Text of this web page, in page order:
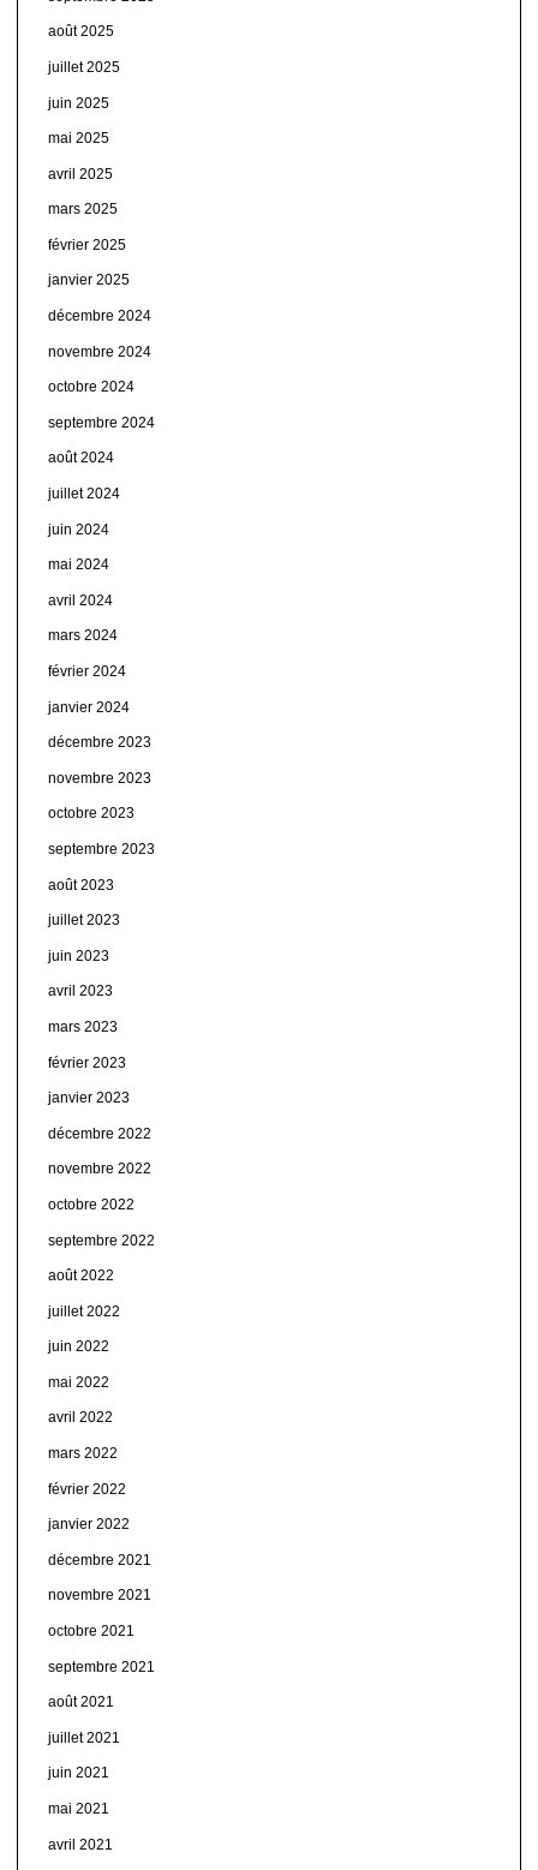
août 2025
juillet 2025
juin 2025
mai 2025
avril 2025
mars 2025
février 2025
janvier 2025
décembre 2024
novembre 2024
octobre 2024
septembre 2024
août 2024
juillet 2024
juin 2024
mai 2024
avril 2024
mars 2024
février 2024
janvier 2024
décembre 2023
novembre 2023
octobre 2023
septembre 2023
août 2023
juillet 2023
juin 2023
avril 2023
mars 2023
février 2023
janvier 2023
décembre 2022
novembre 2022
octobre 2022
septembre 2022
août 2022
juillet 2022
juin 2022
mai 2022
avril 2022
mars 2022
février 2022
janvier 2022
décembre 2021
novembre 2021
octobre 2021
septembre 2021
août 2021
juillet 2021
juin 2021
mai 2021
avril 2021